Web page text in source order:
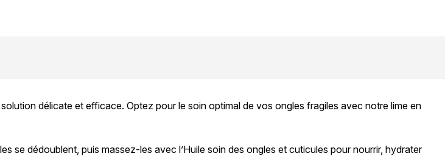
délicate et efficace. Optez pour le soin optimal de vos ongles fragiles avec notre lime en
se dédoublent, puis massez-les avec l’Huile soin des ongles et cuticules pour nourrir, hydrater